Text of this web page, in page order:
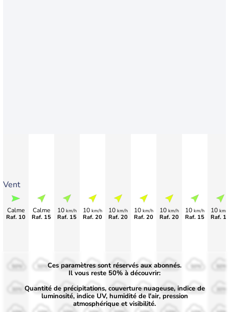
Vent
Calme
Raf. 10
Calme
Raf. 15
10 km/h
Raf. 15
10 km/h
Raf. 20
10 km/h
Raf. 20
10 km/h
Raf. 20
10 km/h
Raf. 20
10 km/h
Raf. 15
10 km/
Raf.
50%
30%
50%
30%
50%
30%
50%
30%
50%
30%
50%
30%
50%
30%
Ces paramètres sont réservés aux abonnés.
Il vous reste 50% à découvrir:
Quantité de précipitations, couverture nuageuse, indice de
luminosité, indice UV, humidité de l'air, pression
atmosphérique et visibilité.